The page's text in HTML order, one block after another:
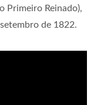
Primeiro Reinado),
de 1822.